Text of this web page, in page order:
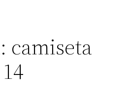
camiseta